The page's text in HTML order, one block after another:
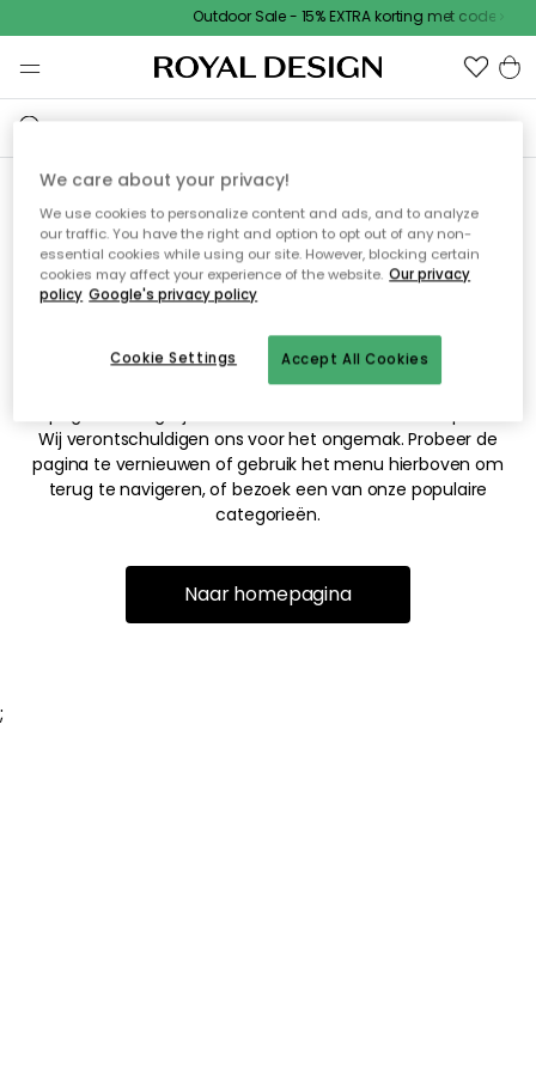
Outdoor Sale - 15% EXTRA korting met code
Sorry! De pagina waarnaar
je hebt gezocht kan niet
worden weergegeven.
Wij verontschuldigen ons voor het ongemak. Probeer de
pagina te vernieuwen of gebruik het menu hierboven om
terug te navigeren, of bezoek een van onze populaire
categorieën.
Naar homepagina
;
We care about your privacy!
We use cookies to personalize content and ads, and to analyze
our traffic. You have the right and option to opt out of any non-
essential cookies while using our site. However, blocking certain
cookies may affect your experience of the website. Our privacy
policy Google's privacy policy
Accept All Cookies
Cookie Settings